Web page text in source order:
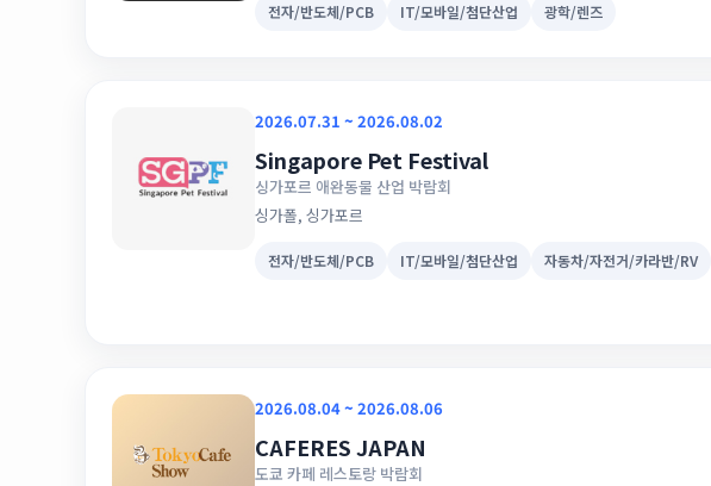
전자/반도체/PCB IT/모바일/첨단산업 광학/렌즈
2026.07.31 ~ 2026.08.02
Singapore Pet Festival
싱가포르 애완동물 산업 박람회
싱가폴, 싱가포르
전자/반도체/PCB IT/모바일/첨단산업 자동차/자전거/카라반/RV
2026.08.04 ~ 2026.08.06
CAFERES JAPAN
도쿄 카페 레스토랑 박람회